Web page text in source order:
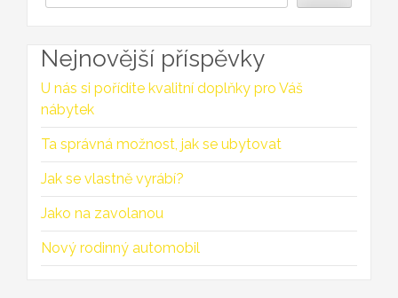
Nejnovější příspěvky
U nás si pořídíte kvalitní doplňky pro Váš
nábytek
Ta správná možnost, jak se ubytovat
Jak se vlastně vyrábí?
Jako na zavolanou
Nový rodinný automobil